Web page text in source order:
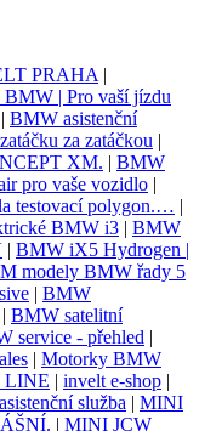
PRAHA |
| Pro vaší jízdu
| BMW asistenční
za zatáčkou |
XM. | BMW
pro vaše vozidlo |
testovací polygon.… |
BMW i3 | BMW
| BMW iX5 Hydrogen |
modely BMW řady 5
| BMW
| BMW satelitní
service - přehled |
| Motorky BMW
LINE | invelt e-shop |
služba | MINI
| MINI JCW